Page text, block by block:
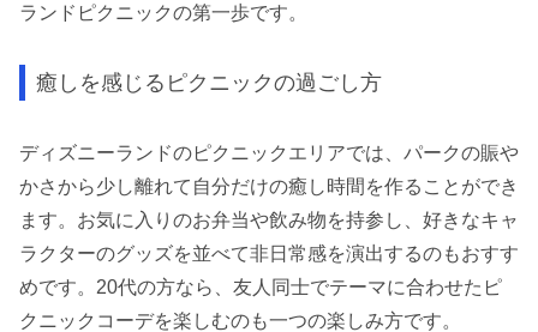
ランドピクニックの第一歩です。
癒しを感じるピクニックの過ごし方
ディズニーランドのピクニックエリアでは、パークの賑や
かさから少し離れて自分だけの癒し時間を作ることができ
ます。お気に入りのお弁当や飲み物を持参し、好きなキャ
ラクターのグッズを並べて非日常感を演出するのもおすす
めです。20代の方なら、友人同士でテーマに合わせたピ
クニックコーデを楽しむのも一つの楽しみ方です。